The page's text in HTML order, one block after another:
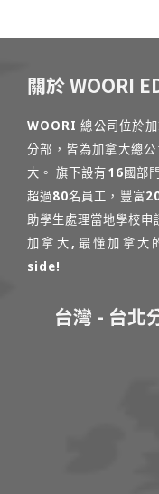
關於 WOORI
WOORI 總公司位於
分部，皆為加拿大總
大。 旗下設有16國部
超過80名員工，豐富
助學生處理當地學校
加拿大,最懂加拿
side!
台灣 - 台北